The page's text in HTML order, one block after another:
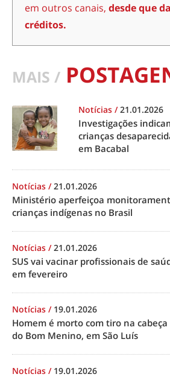
em outros canais, desde que
créditos.
MAIS /
Notícias /21.01.2026
Investigações
crianças
em Bacabal
Notícias /21.01.2026
Ministério aperfeiçoa
crianças indígenas no Brasil
Notícias /21.01.2026
SUS vai vacinar profissionais de
em fevereiro
Notícias / 19.01.2026
Homem é morto com tiro na
do Bom Menino, em São Luís
Notícias / 19.01.2026